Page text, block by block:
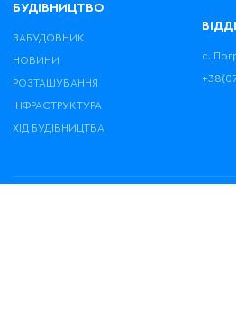
БУДІВНИЦТВО
ЗАБУДОВНИК
НОВИНИ
РОЗТАШУВАННЯ
ІНФРАСТРУКТУРА
ХІД БУДІВНИЦТВА
с.